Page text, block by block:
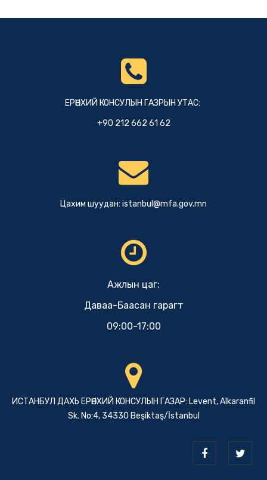
ЕРӨНХИЙ КОНСУЛЫН ГАЗРЫН УТАС:
+90 212 662 61 62
Цахим шуудан: istanbul@mfa.gov.mn
Ажлын цаг:
Даваа-Баасан гарагт
09:00-17:00
ИСТАНБУЛ ДАХЬ ЕРӨНХИЙ КОНСУЛЫН ГАЗАР: Levent, Alkaranfil
Sk. No:4, 34330 Beşiktaş/İstanbul